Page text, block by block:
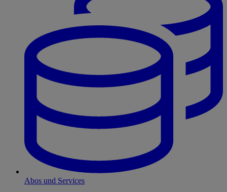
Abos und Services